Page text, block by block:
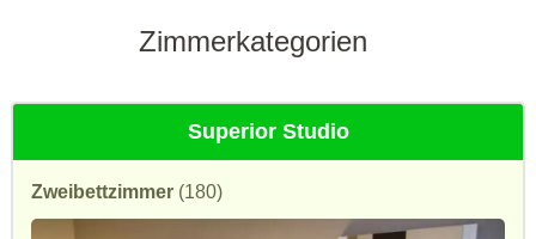
Zimmerkategorien
Superior Studio
Zweibettzimmer (180)